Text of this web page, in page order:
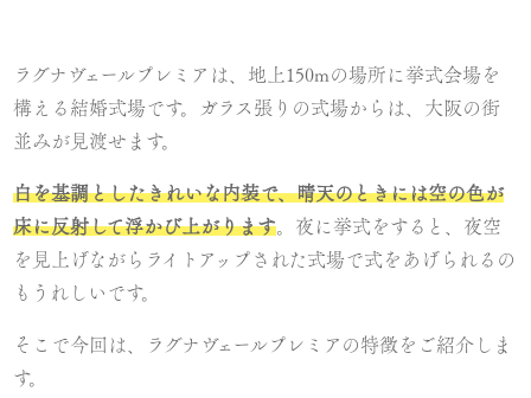
ラグナヴェールプレミアは、地上150mの場所に挙式会場を
構える結婚式場です。ガラス張りの式場からは、大阪の街
並みが見渡せます。
白を基調としたきれいな内装で、晴天のときには空の色が
床に反射して浮かび上がります。夜に挙式をすると、夜空
を見上げながらライトアップされた式場で式をあげられるの
もうれしいです。
そこで今回は、ラグナヴェールプレミアの特徴をご紹介しま
す。